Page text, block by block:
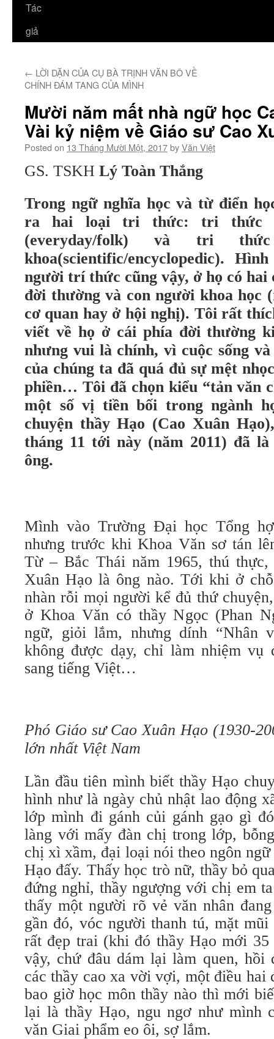
Tác
giả
← LỜI DẶN CỦA CỤ BÀ TRỊNH VĂN BÔ VỀ
CHÍNH ĐÁM TANG CỦA MÌNH
Mười năm mất nhà ngữ học
Vài kỷ niệm về Giáo sư Cao
Posted on 13 Tháng Mười Một, 2017byVăn Việt
GS. TSKH Lý Toàn Thắng
Trong ngữ nghĩa học và từ điển
ra hai loại tri thức: tri thức
(everyday/folk) và tri
khoa(scientific/encyclopedic).
người trí thức cũng vậy, ở họ có hai
đời thường và con người khoa học
cơ quan hay ở hội nghị). Tôi rất
viết về họ ở cái phía đời thường
nhưng vui là chính, vì cuộc sống
của chúng ta đã quá đủ sự mệt
phiền… Tôi đã chọn kiểu “tản văn
một số vị tiền bối trong ngành
chuyện thầy Hạo (Cao Xuân
tháng 11 tới này (năm 2011) đã
ông.
Mình vào Trường Đại học Tổng
nhưng trước khi Khoa Văn sơ tán
Từ – Bắc Thái năm 1965, thú thực,
Xuân Hạo là ông nào. Tới khi ở
nhàn rỗi mọi người kể đủ thứ
ở Khoa Văn có thầy Ngọc (Phan
ngữ, giỏi lắm, nhưng dính “Nhân
không được dạy, chỉ làm nhiệm vụ
sang tiếng Việt…
Phó Giáo sư Cao Xuân Hạo (1930-
lớn nhất Việt Nam
Lần đầu tiên mình biết thầy Hạo
hình như là ngày chủ nhật lao động
lớp mình đi gánh củi gánh gạo gì
làng với mấy đàn chị trong lớp,
chị xì xầm, đại loại nói theo ngôn
Hạo đấy. Thấy học trò nữ, thầy bỏ
đứng nghỉ, thầy ngượng với chị em
thấy một người rõ vẻ văn nhân
gần đó, vóc người thanh tú, mặt
rất đẹp trai (khi đó thầy Hạo mới
vậy, chứ đâu dám lại làm quen, hồi
các thầy cao xa vời vợi, một điều
bao giờ học môn thầy nào thì mới
lại là thầy Hạo, ngu ngơ như mình
văn Giai phẩm eo ôi, sợ lắm.